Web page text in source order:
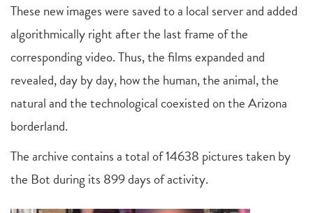
These new images were saved to a local server and added
algorithmically right after the last frame of the
corresponding video. Thus, the films expanded and
revealed, day by day, how the human, the animal, the
natural and the technological coexisted on the Arizona
borderland.
The archive contains a total of 14638 pictures taken by
the Bot during its 899 days of activity.